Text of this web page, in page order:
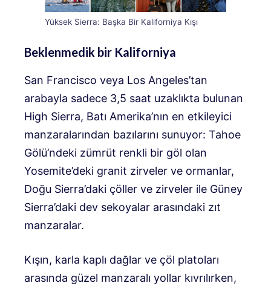
Yüksek Sierra: Başka Bir Kaliforniya Kışı
Beklenmedik bir Kaliforniya
San Francisco veya Los Angeles’tan
arabayla sadece 3,5 saat uzaklıkta bulunan
High Sierra, Batı Amerika’nın en etkileyici
manzaralarından bazılarını sunuyor: Tahoe
Gölü’ndeki zümrüt renkli bir göl olan
Yosemite’deki granit zirveler ve ormanlar,
Doğu Sierra’daki çöller ve zirveler ile Güney
Sierra’daki dev sekoyalar arasındaki zıt
manzaralar.
Kışın, karla kaplı dağlar ve çöl platoları
arasında güzel manzaralı yollar kıvrılırken,